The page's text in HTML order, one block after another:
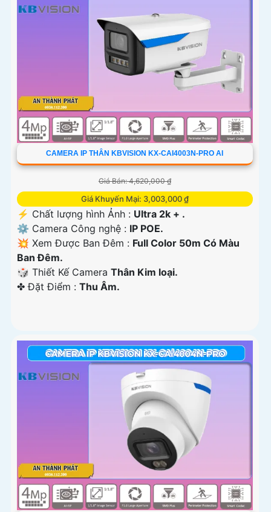
CAMERA IP THÂN KBVISION KX-CAI4003N-PRO AI
Giá Bán: 4,620,000 ₫
Giá Khuyến Mại: 3,003,000 ₫
️⚡ Chất lượng hình Ảnh : Ultra 2k + .
⚙ Camera Công nghệ : IP POE.
💥 Xem Được Ban Đêm : Full Color 50m Có Màu
Ban Ðêm.
🎲 Thiết Kế Camera Thân Kim loại.
️✤ Đặt Điểm : Thu Âm.